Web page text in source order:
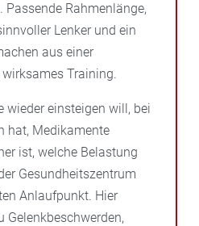
Passende Rahmenlänge,
Lenker und ein
aus einer
Training.
wieder einsteigen will, bei
hat, Medikamente
ist, welche Belastung
Gesundheitszentrum
Anlaufpunkt. Hier
Gelenkbeschwerden,